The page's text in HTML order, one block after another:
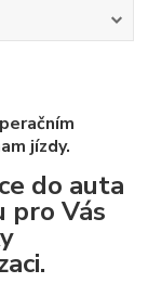
jízdy.
do auta
pro Vás